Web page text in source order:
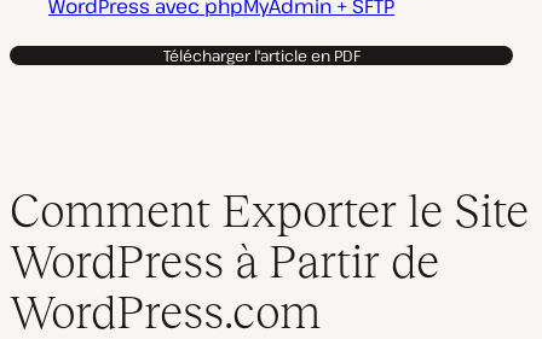
WordPress avec phpMyAdmin + SFTP
Télécharger l'article en PDF
Comment Exporter le Site
WordPress à Partir de
WordPress.com